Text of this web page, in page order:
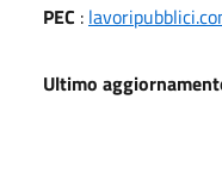
PEC :
Ultimo